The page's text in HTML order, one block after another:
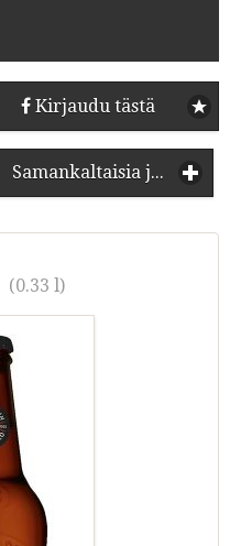
Kirjaudu tästä
Samankaltaisia juomia
(0.33 l)